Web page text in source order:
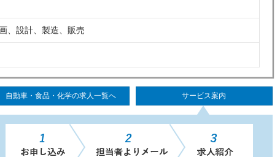
、設計、製造、販売
自動車・食品・化学の求人一覧へ サービス案内